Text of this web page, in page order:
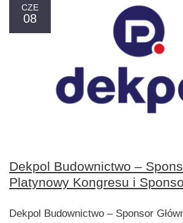
CZE
08
Dekpol Budownictwo –
Platynowy Kongresu i
Dekpol Budownictwo – Sponsor